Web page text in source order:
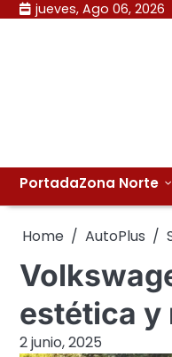
Skip jueves, Ago 06, 2026
PortadaZona Norte
Home AutoPlus
estética y
2 junio, 2025